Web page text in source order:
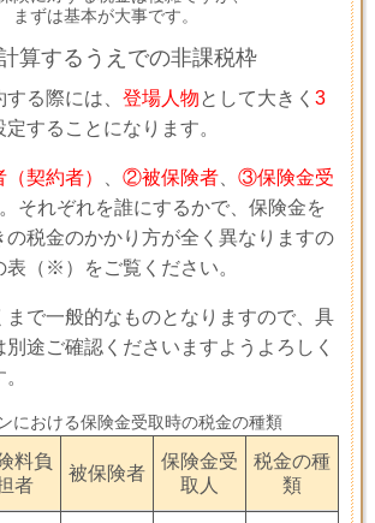
まずは基本が大事です。
算するうえでの非課税枠
る際には、 登場人物として大きく 3
することになります。
契約者） ②被保険者
③保険金受
それぞれを誰にするかで、保険金を
の税金のかかり方が全く異なりますの
表 （※） をご覧ください。
で一般的なものとなりますので、具
途ご確認くださいますようよろしく
における保険金受取時の税金の種類
料負
者
被保険者
保険金受
取人
税金の種
類